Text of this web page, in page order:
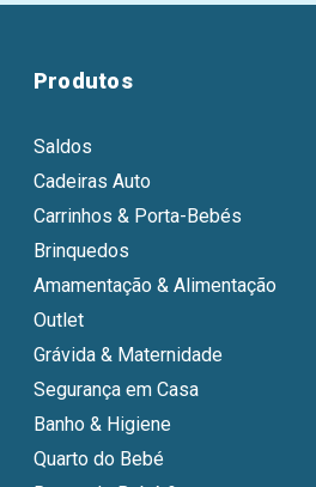
Produtos
Saldos
Cadeiras Auto
Carrinhos & Porta-Bebés
Brinquedos
Amamentação & Alimentação
Outlet
Grávida & Maternidade
Segurança em Casa
Banho & Higiene
Quarto do Bebé